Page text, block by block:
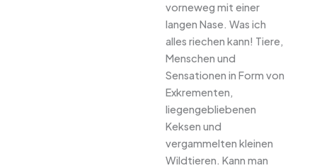
vorneweg mit einer
langen Nase. Was ich
alles riechen kann! Tiere,
Menschen und
Sensationen in Form von
Exkrementen,
liegengebliebenen
Keksen und
vergammelten kleinen
Wildtieren. Kann man